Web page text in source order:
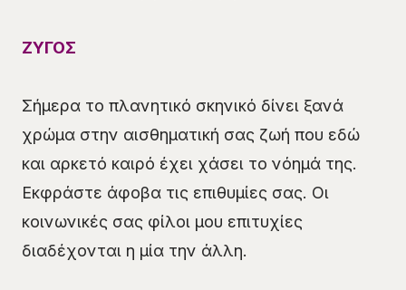
ΖΥΓΟΣ
Σήμερα το πλανητικό σκηνικό δίνει ξανά
χρώμα στην αισθηματική σας ζωή που εδώ
και αρκετό καιρό έχει χάσει το νόημά της.
Εκφράστε άφοβα τις επιθυμίες σας. Οι
κοινωνικές σας φίλοι μου επιτυχίες
διαδέχονται η μία την άλλη.